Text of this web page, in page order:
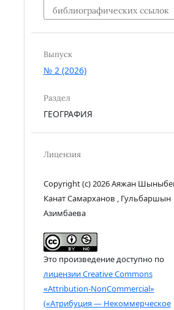
библиографических ссылок
Выпуск
№ 2 (2026)
Раздел
ГЕОГРАФИЯ
Лицензия
Copyright (c) 2026 Аяжан
Канат Самарханов , Гульбаршын
Азимбаева
Это произведение доступно по
лицензии Creative Commons
«Attribution-NonCommercial»
(«Атрибуция — Некоммерческое